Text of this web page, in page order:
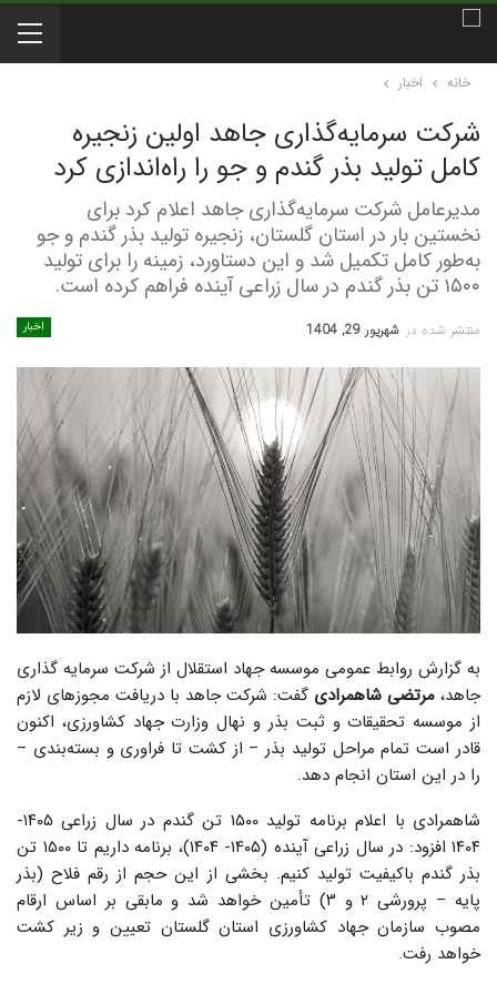
خانه اخبار
شرکت سرمایه‌گذاری جاهد اولین زنجیره
کامل تولید بذر گندم و جو را راه‌اندازی کرد
مدیرعامل شرکت سرمایه‌گذاری جاهد اعلام کرد برای
نخستین بار در استان گلستان، زنجیره تولید بذر گندم و جو
به‌طور کامل تکمیل شد و این دستاورد، زمینه را برای تولید
۱۵۰۰ تن بذر گندم در سال زراعی آینده فراهم کرده است.
اخبار منتشر شده در شهریور 29, 1404
به گزارش روابط عمومی موسسه جهاد استقلال از شرکت سرمایه گذاری
جاهد، مرتضی شاهمرادی گفت: شرکت جاهد با دریافت مجوزهای لازم
از موسسه تحقیقات و ثبت بذر و نهال وزارت جهاد کشاورزی، اکنون
قادر است تمام مراحل تولید بذر – از کشت تا فراوری و بسته‌بندی –
را در این استان انجام دهد.
شاهمرادی با اعلام برنامه تولید ۱۵۰۰ تن گندم در سال زراعی ۱۴۰۵-
۱۴۰۴ افزود: در سال زراعی آینده (۱۴۰۵- ۱۴۰۴)، برنامه داریم تا ۱۵۰۰ تن
بذر گندم باکیفیت تولید کنیم. بخشی از این حجم از رقم فلاح (بذر
پایه – پرورشی ۲ و ۳) تأمین خواهد شد و مابقی بر اساس ارقام
مصوب سازمان جهاد کشاورزی استان گلستان تعیین و زیر کشت
خواهد رفت.